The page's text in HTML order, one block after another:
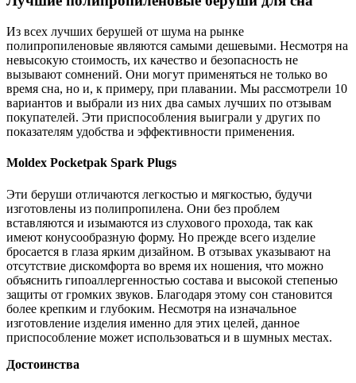
Из всех лучших берушей от шума на рынке
полипропиленовые являются самыми дешевыми. Несмотря на
невысокую стоимость, их качество и безопасность не
вызывают сомнений. Они могут применяться не только во
время сна, но и, к примеру, при плавании. Мы рассмотрели 10
вариантов и выбрали из них два самых лучших по отзывам
покупателей. Эти приспособления выиграли у других по
показателям удобства и эффективности применения.
Moldex Pocketpak Spark Plugs
Эти беруши отличаются легкостью и мягкостью, будучи
изготовлены из полипропилена. Они без проблем
вставляются и изымаются из слухового прохода, так как
имеют конусообразную форму. Но прежде всего изделие
бросается в глаза ярким дизайном. В отзывах указывают на
отсутствие дискомфорта во время их ношения, что можно
объяснить гипоаллергенностью состава и высокой степенью
защиты от громких звуков. Благодаря этому сон становится
более крепким и глубоким. Несмотря на изначальное
изготовление изделия именно для этих целей, данное
приспособление может использоваться и в шумных местах.
Достоинства